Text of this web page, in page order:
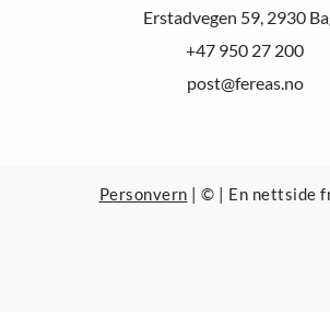
Erstadvegen 59, 2930
+47 950 27 200
post@fereas.no
Personvern | © | En nettside